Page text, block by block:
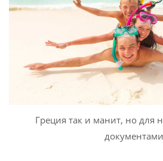
Греция так и манит, но для
документами